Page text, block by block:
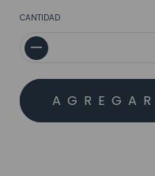
CANTIDAD